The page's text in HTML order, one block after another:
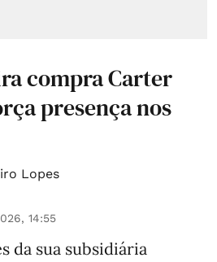
compra Carter
presença nos
Lopes
14:55
da sua subsidiária